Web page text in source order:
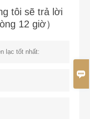

tôi sẽ trả lời
12 giờ）